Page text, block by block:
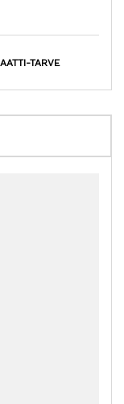
TARVE